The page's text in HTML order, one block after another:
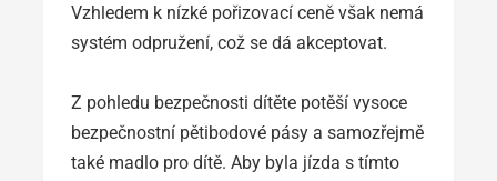
Vzhledem k nízké pořizovací ceně však nemá
systém odpružení, což se dá akceptovat.
Z pohledu bezpečnosti dítěte potěší vysoce
bezpečnostní pětibodové pásy a samozřejmě
také madlo pro dítě. Aby byla jízda s tímto